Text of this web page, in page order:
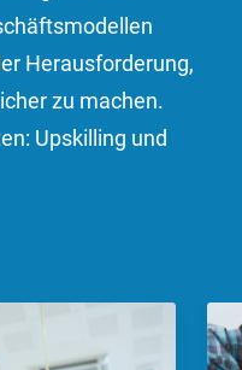
Herausforderung,
zu machen.
Upskilling und